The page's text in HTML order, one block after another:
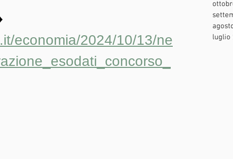
economia/2024/10/13/ne
luglio